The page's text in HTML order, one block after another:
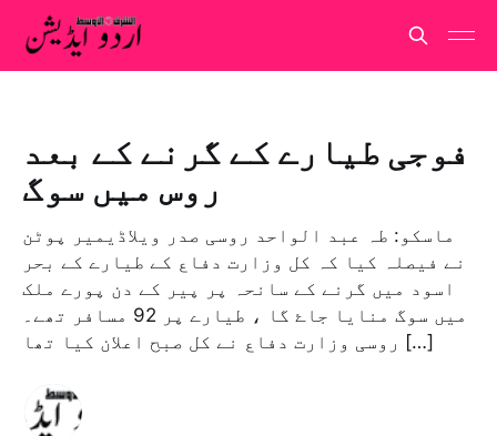
فوجی طیارے کے گرنے کے بعد
روس میں سوگ
ماسکو: طہ عبد الواحد روسی صدر ویلاڈیمیر پوٹن
نے فیصلہ کیا کہ کل وزارت دفاع کے طیارے کے بحر
اسود میں گرنے کے سانحہ پر پیر کے دن پورے ملک
میں سوگ منایا جاۓ گا ، طیارے پر 92 مسافر تھے۔
روسی وزارت دفاع نے کل صبح اعلان کیا تھا […]